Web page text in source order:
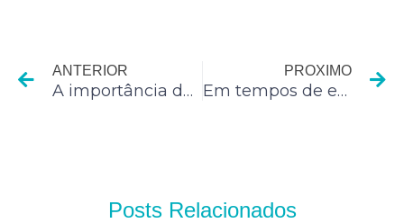
ANTERIOR
A importância de passeios com cães
PROXIMO
Em tempos de epidemias, a melhor defesa ainda é lavar as mãos
Posts Relacionados